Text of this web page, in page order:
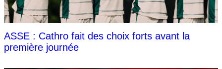
ASSE : Cathro fait des choix forts avant la
première journée